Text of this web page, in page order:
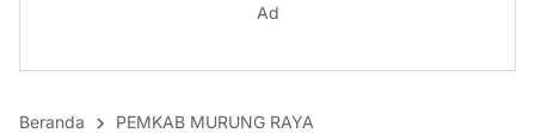
Ad
Beranda PEMKAB MURUNG RAYA